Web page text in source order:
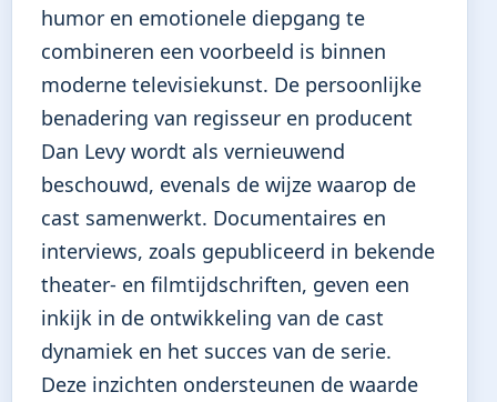
humor en emotionele diepgang te
combineren een voorbeeld is binnen
moderne televisiekunst. De persoonlijke
benadering van regisseur en producent
Dan Levy wordt als vernieuwend
beschouwd, evenals de wijze waarop de
cast samenwerkt. Documentaires en
interviews, zoals gepubliceerd in bekende
theater- en filmtijdschriften, geven een
inkijk in de ontwikkeling van de cast
dynamiek en het succes van de serie.
Deze inzichten ondersteunen de waarde